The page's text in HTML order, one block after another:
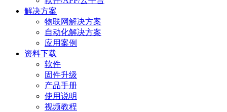
解决方案
物联网解决方案
自动化解决方案
应用案例
资料下载
软件
固件升级
产品手册
使用说明
视频教程